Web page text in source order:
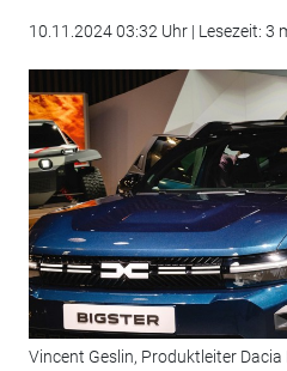
10.11.2024 03:32 Uhr | Lesezeit: 3
Vincent Geslin, Produktleiter Dacia